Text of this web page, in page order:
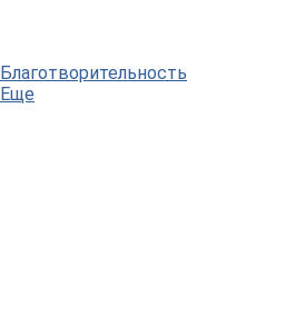
Благотворительность
Еще